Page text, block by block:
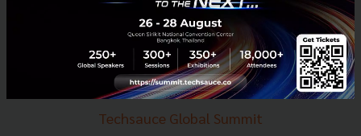
About Techsauce
Techsauce Services
Privacy Policy
ส่งบทความ
Techsauce Global Summit